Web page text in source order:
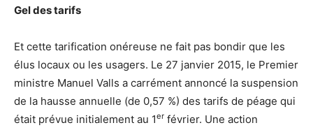
Gel des tarifs
Et cette tarification onéreuse ne fait pas bondir que les
élus locaux ou les usagers. Le 27 janvier 2015, le Premier
ministre Manuel Valls a carrément annoncé la suspension
de la hausse annuelle (de 0,57 %) des tarifs de péage qui
était prévue initialement au 1er février. Une action